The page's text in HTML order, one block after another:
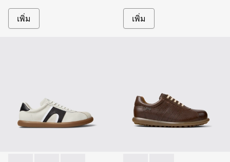
เพิ่ม เพิ่ม